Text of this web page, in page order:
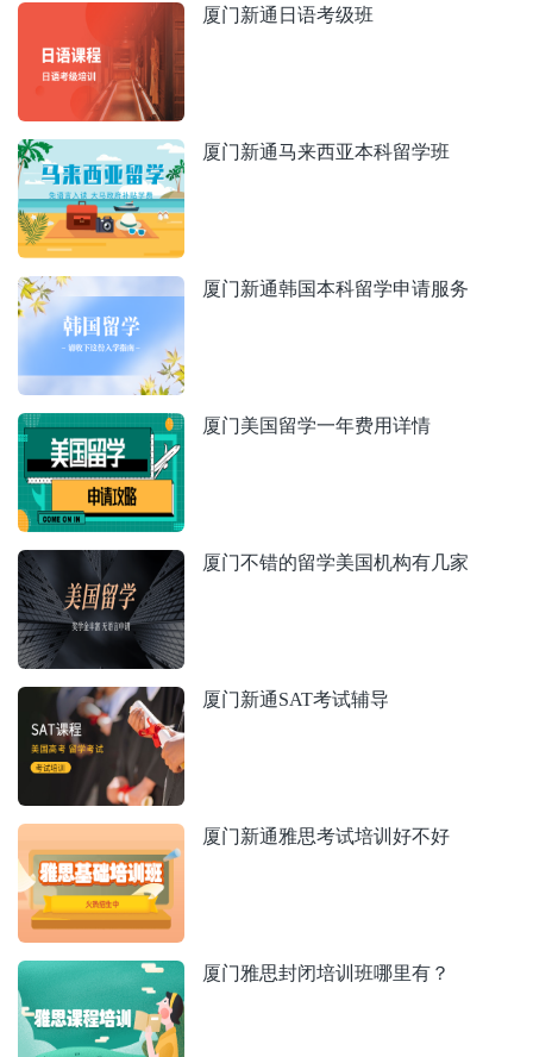
厦门新通日语考级班
厦门新通马来西亚本科留学班
厦门新通韩国本科留学申请服务
厦门美国留学一年费用详情
厦门不错的留学美国机构有几家
厦门新通SAT考试辅导
厦门新通雅思考试培训好不好
厦门雅思封闭培训班哪里有？